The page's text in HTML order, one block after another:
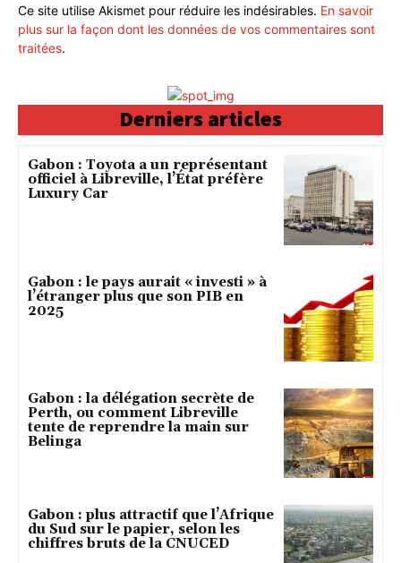
Ce site utilise Akismet pour réduire les indésirables. En savoir
plus sur la façon dont les données de vos commentaires sont
traitées.
Derniers articles
Gabon : Toyota a un représentant
officiel à Libreville, l’État préfère
Luxury Car
Gabon : le pays aurait « investi » à
l’étranger plus que son PIB en
2025
Gabon : la délégation secrète de
Perth, ou comment Libreville
tente de reprendre la main sur
Belinga
Gabon : plus attractif que l’Afrique
du Sud sur le papier, selon les
chiffres bruts de la CNUCED